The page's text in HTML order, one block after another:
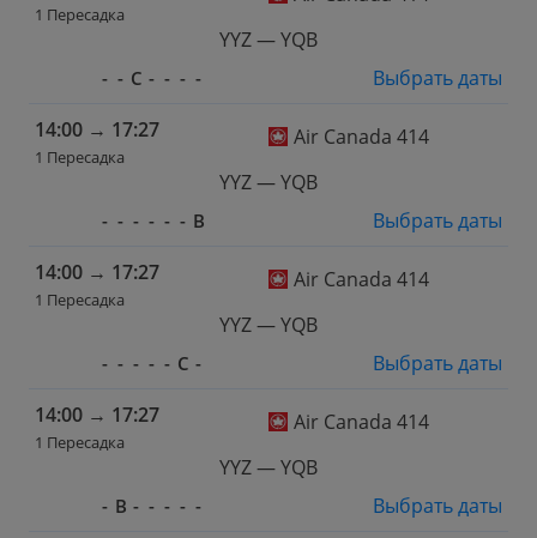
1 Пересадка
YYZ — YQB
- - С - - - -
Выбрать даты
14:00 → 17:27
1 Пересадка
Air Canada 414
YYZ — YQB
- - - - - - В
Выбрать даты
14:00 → 17:27
1 Пересадка
Air Canada 414
YYZ — YQB
- - - - - С -
Выбрать даты
14:00 → 17:27
1 Пересадка
Air Canada 414
YYZ — YQB
- В - - - - -
Выбрать даты